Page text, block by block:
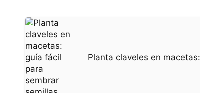
Planta claveles en